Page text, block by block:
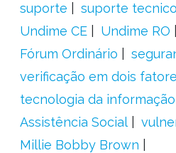
suporte
suporte tecnico
Undime CE
Undime RO
Fórum Ordinário
verificação em dois
tecnologia da informação
Assistência Social
Millie Bobby Brown